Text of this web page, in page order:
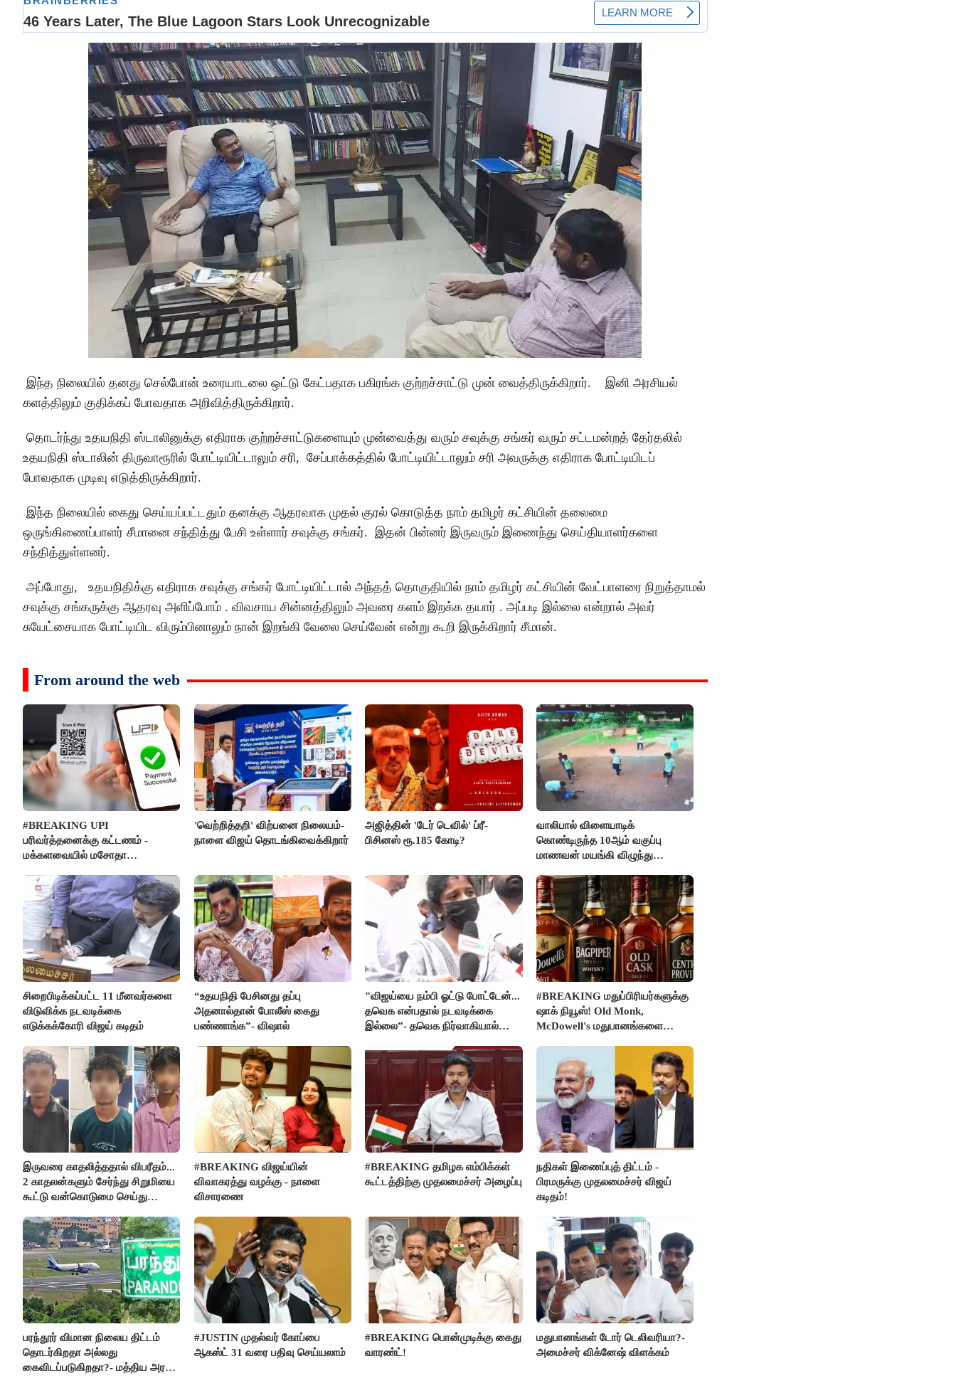
இந்த நிலையில் தனது செல்போன் உரையாடலை ஒட்டு கேட்பதாக பகிரங்க குற்றச்சாட்டு முன் வைத்திருக்கிறார். இனி அரசியல்
களத்திலும் குதிக்கப் போவதாக அறிவித்திருக்கிறார்.
தொடர்ந்து உதயநிதி ஸ்டாலினுக்கு எதிராக குற்றச்சாட்டுகளையும் முன்வைத்து வரும் சவுக்கு சங்கர் வரும் சட்டமன்றத் தேர்தலில்
உதயநிதி ஸ்டாலின் திருவாரூரில் போட்டியிட்டாலும் சரி, சேப்பாக்கத்தில் போட்டியிட்டாலும் சரி அவருக்கு எதிராக போட்டியிடப்
போவதாக முடிவு எடுத்திருக்கிறார்.
இந்த நிலையில் கைது செய்யப்பட்டதும் தனக்கு ஆதரவாக முதல் குரல் கொடுத்த நாம் தமிழர் கட்சியின் தலைமை
ஒருங்கிணைப்பாளர் சீமானை சந்தித்து பேசி உள்ளார் சவுக்கு சங்கர். இதன் பின்னர் இருவரும் இணைந்து செய்தியாளர்களை
சந்தித்துள்ளனர்.
அப்போது, உதயநிதிக்கு எதிராக சவுக்கு சங்கர் போட்டியிட்டால் அந்தத் தொகுதியில் நாம் தமிழர் கட்சியின் வேட்பாளரை நிறுத்தாமல்
சவுக்கு சங்கருக்கு ஆதரவு அளிப்போம் . விவசாய சின்னத்திலும் அவரை களம் இறக்க தயார் . அப்படி இல்லை என்றால் அவர்
சுயேட்சையாக போட்டியிட விரும்பினாலும் நான் இறங்கி வேலை செய்வேன் என்று கூறி இருக்கிறார் சீமான்.
From around the web
#BREAKING UPI
பரிவர்த்தனைக்கு கட்டணம் -
மக்களவையில் மசோதா
'வெற்றித்தறி' விற்பனை நிலையம்-
நாளை விஜய் தொடங்கிவைக்கிறார்
அஜித்தின் 'டேர் டெவில்' ப்ரீ-
பிசினஸ் ரூ.185 கோடி?
வாலிபால் விளையாடிக்
கொண்டிருந்த 10ஆம் வகுப்பு
மாணவன் மயங்கி விழுந்து
சிறைபிடிக்கப்பட்ட 11 மீனவர்களை
விடுவிக்க நடவடிக்கை
எடுக்கக்கோரி விஜய் கடிதம்
“உதயநிதி பேசினது தப்பு
அதனால்தான் போலீஸ் கைது
பண்ணாங்க”- விஷால்
"விஜய்யை நம்பி ஓட்டு போட்டேன்...
தவெக என்பதால் நடவடிக்கை
இல்லை”- தவெக நிர்வாகியால்
#BREAKING மதுப்பிரியர்களுக்கு
ஷாக் நியூஸ்! Old Monk,
McDowell's மதுபானங்களை
இருவரை காதலித்ததால் விபரீதம்...
2 காதலன்களும் சேர்ந்து சிறுமியை
கூட்டு வன்கொடுமை செய்து
#BREAKING விஜய்யின்
விவாகரத்து வழக்கு - நாளை
விசாரணை
#BREAKING தமிழக எம்பிக்கள்
கூட்டத்திற்கு முதலமைச்சர் அழைப்பு
நதிகள் இணைப்புத் திட்டம் -
பிரமருக்கு முதலமைச்சர் விஜய்
கடிதம்!
பரந்தூர் விமான நிலைய திட்டம்
தொடர்கிறதா அல்லது
கைவிடப்படுகிறதா?- மத்திய அரசு
#JUSTIN முதல்வர் கோப்பை
ஆகஸ்ட் 31 வரை பதிவு செய்யலாம்
#BREAKING பொன்முடிக்கு கைது
வாரண்ட்!
மதுபானங்கள் டோர் டெலிவரியா?-
அமைச்சர் விக்னேஷ் விளக்கம்